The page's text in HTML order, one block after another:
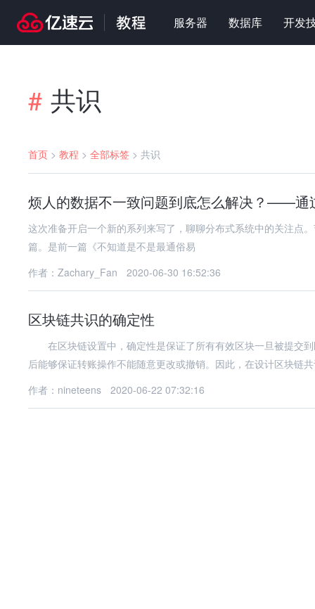
服务器 数据库 开发
# 共识
首页 > 教程 > 全部标签 > 共识
烦人的数据不一致问题到底怎么解决？——通
这次准备开启一个新的系列来写了，聊聊分布式系统中的关注
篇。是前一篇《不知道是不是最通俗易
作者：Zachary_Fan
2020-06-30 16:52:36
区块链共识的确定性
在区块链设置中，确定性是保证了所有有效区块一旦被提交
后能够保证转账操作不能随意更改或撤销。因此，在设计区块链
作者：nineteens
2020-06-22 07:32:16